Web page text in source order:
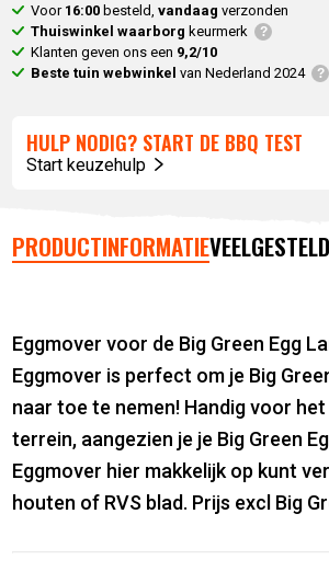
Voor 16:00 besteld,vandaag verzonden
Thuiswinkel waarborg keurmerk
Klanten geven ons een 9,2/10
Beste tuin webwinkel van Nederland 2024
HULP NODIG? START DE BBQ TEST
Start keuzehulp
PRODUCTINFORMATIE
Eggmover voor de Big Green Egg
Eggmover is perfect om je Big
naar toe te nemen! Handig voor
terrein, aangezien je je Big Green
Eggmover hier makkelijk op kunt
houten of RVS blad. Prijs excl Big